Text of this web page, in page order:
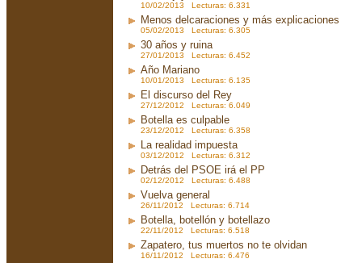
10/02/2013 Lecturas: 6.331
Menos delcaraciones y más explicaciones
05/02/2013 Lecturas: 6.305
30 años y ruina
27/01/2013 Lecturas: 6.452
Año Mariano
10/01/2013 Lecturas: 6.135
El discurso del Rey
27/12/2012 Lecturas: 6.049
Botella es culpable
23/12/2012 Lecturas: 6.358
La realidad impuesta
03/12/2012 Lecturas: 6.312
Detrás del PSOE irá el PP
02/12/2012 Lecturas: 6.488
Vuelva general
26/11/2012 Lecturas: 6.714
Botella, botellón y botellazo
22/11/2012 Lecturas: 6.518
Zapatero, tus muertos no te olvidan
16/11/2012 Lecturas: 6.476